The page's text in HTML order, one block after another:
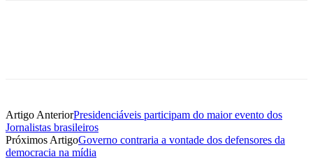
Artigo AnteriorPresidenciáveis participam do maior evento dos
Jornalistas brasileiros
Próximos ArtigoGoverno contraria a vontade dos defensores da
democracia na mídia